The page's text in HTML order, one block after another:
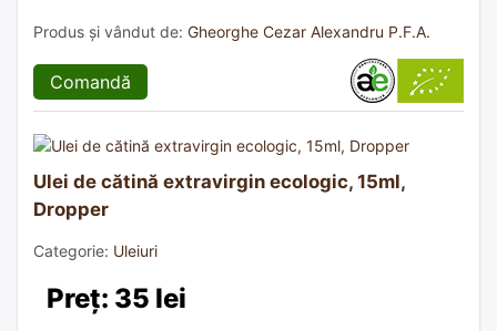
Produs și vândut de: Gheorghe Cezar Alexandru P.F.A.
Comandă
Ulei de cătină extravirgin ecologic, 15ml,
Dropper
Categorie: Uleiuri
Preț: 35 lei